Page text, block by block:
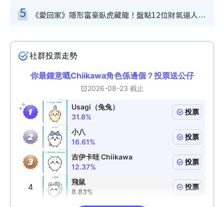
5 《愛回家》隱形富豪臥虎藏龍！盤點12位財氣逼人的有錢藝人：呢位靚女3億身家唔憂做